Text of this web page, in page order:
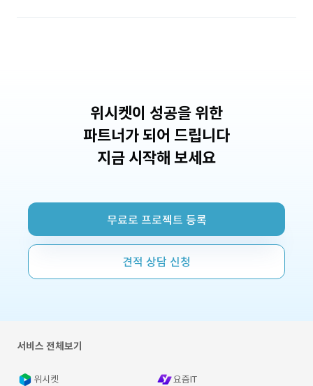
위시켓이 성공을 위한
파트너가 되어 드립니다
지금 시작해 보세요
무료로 프로젝트 등록
견적 상담 신청
서비스 전체보기
위시켓 요즘IT